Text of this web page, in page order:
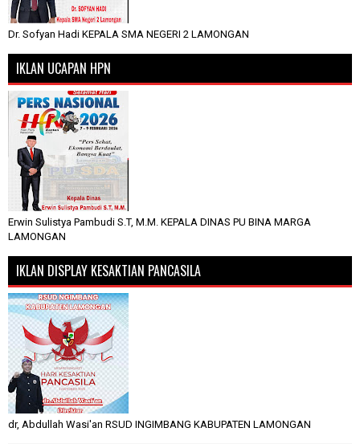
Dr. Sofyan Hadi KEPALA SMA NEGERI 2 LAMONGAN
IKLAN UCAPAN HPN
Erwin Sulistya Pambudi S.T, M.M. KEPALA DINAS PU BINA MARGA
LAMONGAN
IKLAN DISPLAY KESAKTIAN PANCASILA
dr, Abdullah Wasi'an RSUD INGIMBANG KABUPATEN LAMONGAN